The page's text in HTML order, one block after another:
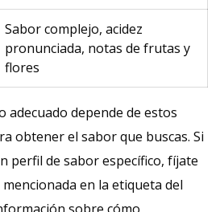
Sabor complejo, acidez
pronunciada, notas de frutas y
flores
adecuado depende de estos
obtener el sabor que buscas. Si
perfil de sabor específico, fíjate
en la etiqueta del